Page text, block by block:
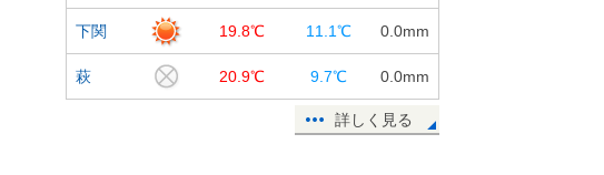
下関 19.8℃ 11.1℃ 0.0mm
萩 20.9℃ 9.7℃ 0.0mm
詳しく見る